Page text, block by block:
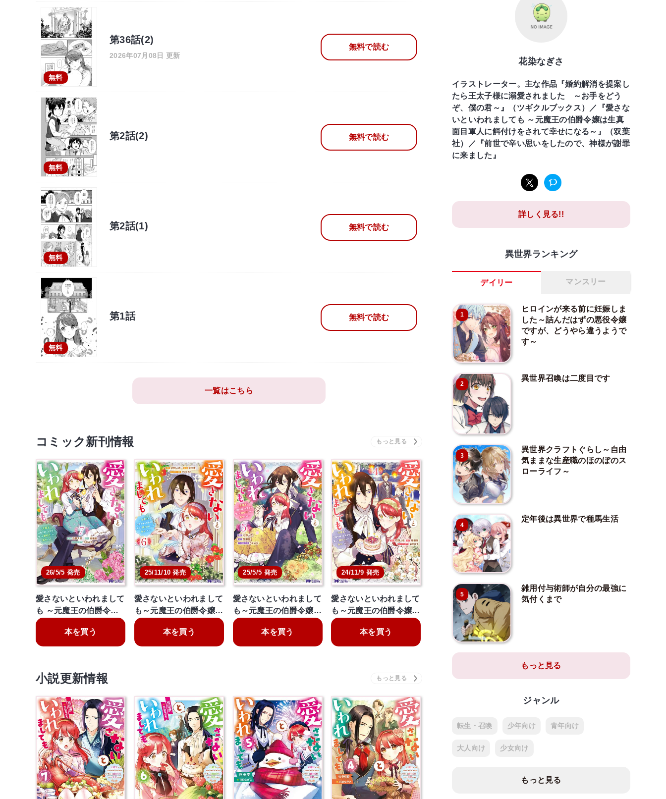
無料
第36話(2)
2026年07月08日 更新
無料で読む
無料
第2話(2) 無料で読む
無料
第2話(1) 無料で読む
無料
第1話 無料で読む
一覧はこちら
コミック新刊情報
26/5/5 発売
愛さないといわれまして
も ～元魔王の伯爵令…
本を買う
25/11/10 発売
愛さないといわれまして
も～元魔王の伯爵令嬢…
本を買う
25/5/5 発売
愛さないといわれまして
も～元魔王の伯爵令嬢…
本を買う
24/11/9 発売
愛さないといわれまして
も～元魔王の伯爵令嬢…
本を買う
小説更新情報
花染なぎさ
イラストレーター。主な作品『婚約解消を提案し
たら王太子様に溺愛されました ～お手をどう
ぞ、僕の君～』（ツギクルブックス）／『愛さな
いといわれましても ～元魔王の伯爵令嬢は生真
面目軍人に餌付けをされて幸せになる～』（双葉
社）／『前世で辛い思いをしたので、神様が謝罪
に来ました』
詳しく見る!!
異世界ランキング
デイリー マンスリー
1
ヒロインが来る前に妊娠しま
した～詰んだはずの悪役令嬢
ですが、どうやら違うようで
す～
2
異世界召喚は二度目です
3
異世界クラフトぐらし～自由
気ままな生産職のほのぼのス
ローライフ～
4
定年後は異世界で種馬生活
5
雑用付与術師が自分の最強に
気付くまで
もっと見る
ジャンル
転生・召喚 少年向け 青年向け
大人向け 少女向け
もっと見る